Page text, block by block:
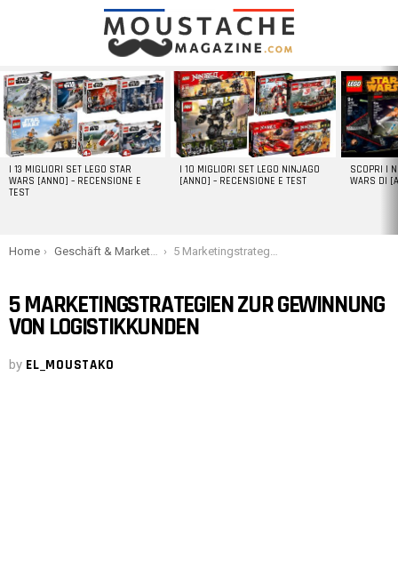
LATEST
STORIES
I 13 MIGLIORI SET LEGO STAR
WARS [ANNO] – RECENSIONE E
TEST
I 10 MIGLIORI SET LEGO NINJAGO
[ANNO] – RECENSIONE E TEST
SCOPRI I
WARS DI
You are here:
Home Geschäft & Marketing 5 Marketingstrategien zur Gewinnung von Logistikkunden
5 MARKETINGSTRATEGIEN ZUR GEWINNUNG
VON LOGISTIKKUNDEN
by EL_MOUSTAKO